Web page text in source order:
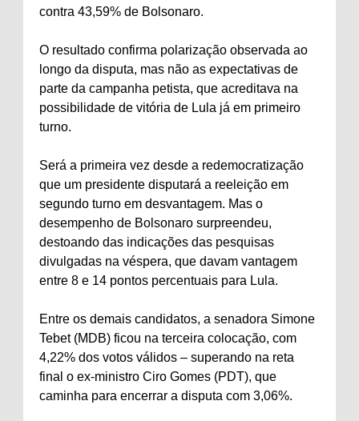
contra 43,59% de Bolsonaro.
O resultado confirma polarização observada ao
longo da disputa, mas não as expectativas de
parte da campanha petista, que acreditava na
possibilidade de vitória de Lula já em primeiro
turno.
Será a primeira vez desde a redemocratização
que um presidente disputará a reeleição em
segundo turno em desvantagem. Mas o
desempenho de Bolsonaro surpreendeu,
destoando das indicações das pesquisas
divulgadas na véspera, que davam vantagem
entre 8 e 14 pontos percentuais para Lula.
Entre os demais candidatos, a senadora Simone
Tebet (MDB) ficou na terceira colocação, com
4,22% dos votos válidos – superando na reta
final o ex-ministro Ciro Gomes (PDT), que
caminha para encerrar a disputa com 3,06%.